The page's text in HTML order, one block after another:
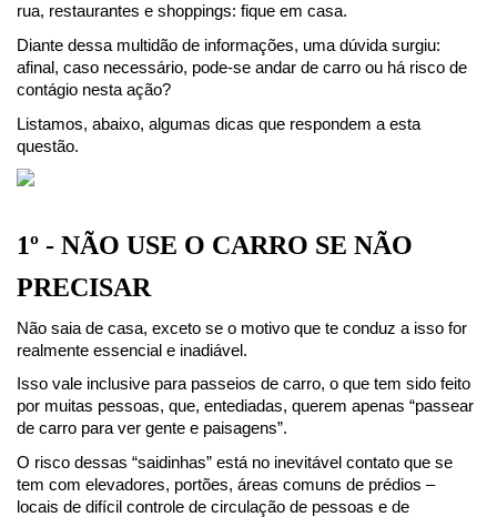
rua, restaurantes e shoppings: fique em casa.
Diante dessa multidão de informações, uma dúvida surgiu:
afinal, caso necessário, pode-se andar de carro ou há risco de
contágio nesta ação?
Listamos, abaixo, algumas dicas que respondem a esta
questão.
1º - NÃO USE O CARRO SE NÃO
PRECISAR
Não saia de casa, exceto se o motivo que te conduz a isso for
realmente essencial e inadiável.
Isso vale inclusive para passeios de carro, o que tem sido feito
por muitas pessoas, que, entediadas, querem apenas “passear
de carro para ver gente e paisagens”.
O risco dessas “saidinhas” está no inevitável contato que se
tem com elevadores, portões, áreas comuns de prédios –
locais de difícil controle de circulação de pessoas e de